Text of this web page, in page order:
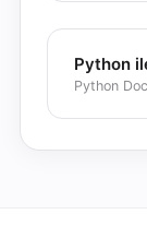
Python
Python